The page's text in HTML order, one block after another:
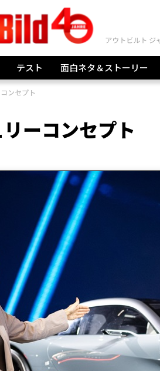
テスト 面白ネタ＆ストーリー
ンセプト
ーコンセプト